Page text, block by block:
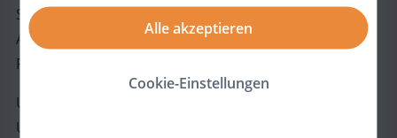
Alle akzeptieren
Cookie-Einstellungen
Schwester, Tante, Freundin, Kollegin, Mitarbeiterin,
Assistenz-Anleiterin, Zuhörerin, Organisatorin,
Problemlöserin, und vieles mehr sein.
Und nun lasst mich bitte alle in Ruhe, es ist 18:00
Uhr! ;-)